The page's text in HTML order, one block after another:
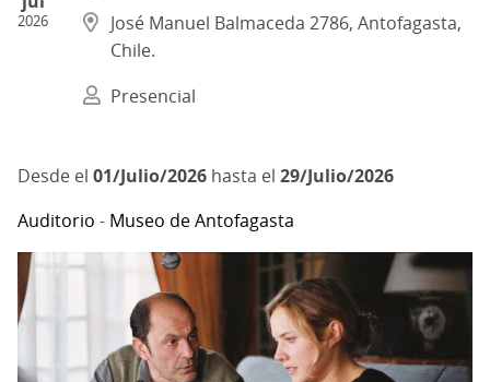
2026
José Manuel Balmaceda 2786, Antofagasta,
Chile.
Presencial
01/Julio/2026 hasta el 29/Julio/2026
Auditorio - Museo de Antofagasta